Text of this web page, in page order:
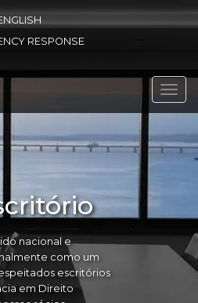
RESPONSE
nacional e
como um
escritórios
em Direito